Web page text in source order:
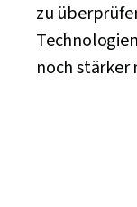
zu
noch stärker